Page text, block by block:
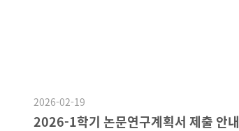
2026-02-19
2026-1학기 논문연구계획서 제출 안내